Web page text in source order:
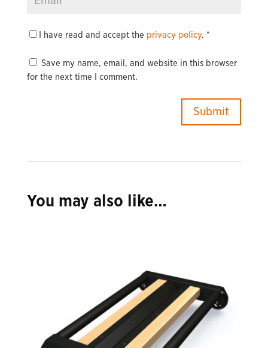
I have read and accept the privacy policy. *
Save my name, email, and website in this browser
for the next time I comment.
You may also like…